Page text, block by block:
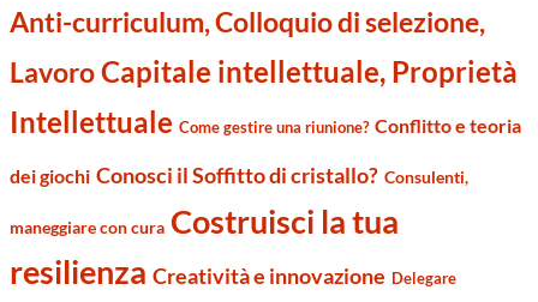
Anti-curriculum, Colloquio di selezione,
LavoroCapitale intellettuale, Proprietà
Intellettuale Come gestire una riunione? Conflitto e teoria
dei giochi Conosci il Soffitto di cristallo? Consulenti,
maneggiare con cura Costruisci la tua
resilienza Creatività e innovazione Delegare